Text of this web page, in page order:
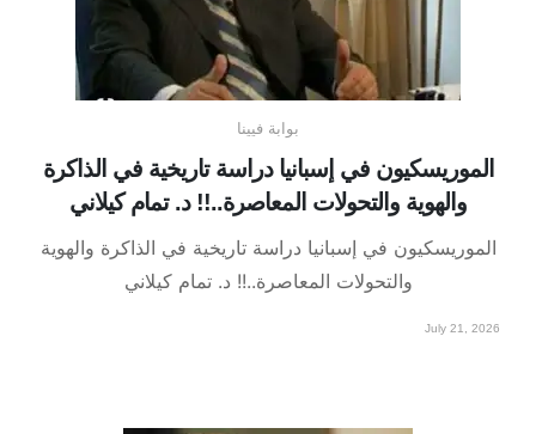
بوابة فيينا
الموريسكيون في إسبانيا دراسة تاريخية في الذاكرة
والهوية والتحولات المعاصرة..!! د. تمام كيلاني
الموريسكيون في إسبانيا دراسة تاريخية في الذاكرة والهوية
والتحولات المعاصرة..!! د. تمام كيلاني
July 21, 2026